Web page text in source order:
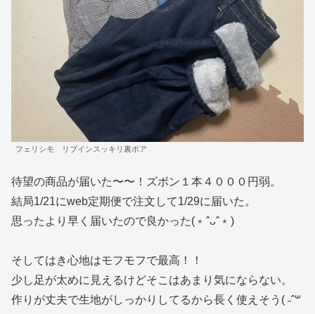
フェリシモ リブインスッキリ裏ボア
待望の商品が届いた〜〜！ズボン１本４０００円弱。
結局1/21にweb定期便で注文して1/29に届いた。
思ったより早く届いたので良かった(﹡ˆᴗˆ﹡)
そしてはき心地はモフモフで最高！！
少し足が太めに見えるけどそこはあまり気にならない。
作りが丈夫で生地がしっかりしてるから長く使えそう( ˶ˆ꒳